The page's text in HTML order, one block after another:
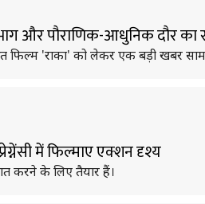
और पौराणिक-आधुनिक दौर
फिल्म 'राका' को लेकर एक बड़ी खबर
में फिल्माए एक्शन दृश्य
करने के लिए तैयार हैं।